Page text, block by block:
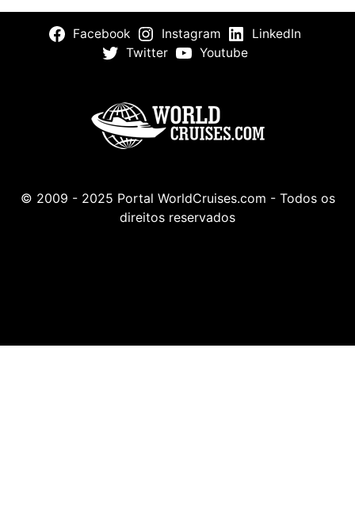
Facebook Instagram
LinkedIn
Twitter
Youtube
© 2009 - 2025 Portal WorldCruises.com - Todos os
direitos reservados